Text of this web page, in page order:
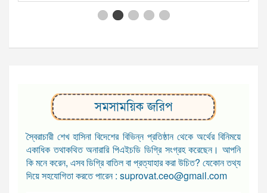
সমসাময়িক জরিপ
স্বৈরাচারী শেখ হাসিনা বিদেশের বিভিন্ন প্রতিষ্ঠান থেকে অর্থের বিনিময়ে
একাধিক তথাকথিত অনারারি পিএইচডি ডিগ্রি সংগ্রহ করেছেন। আপনি
কি মনে করেন, এসব ডিগ্রি বাতিল বা প্রত্যাহার করা উচিত? যেকোন তথ্য
দিয়ে সহযোগিতা করতে পারেন : suprovat.ceo@gmail.com